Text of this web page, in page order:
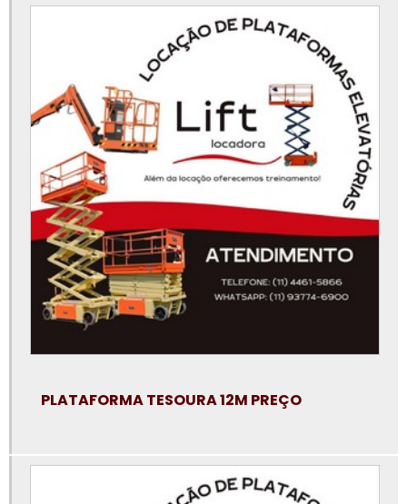
Empresa de aluguel de plataforma elevatória
Empresa de plataforma elevatória
Locação de plataforma aérea
Locação de plataforma de elevação
Locação de plataforma elevatória
Locação de plataforma elevatória articulada
Locação de plataforma elevatória em campinas
Locação de plataforma elevatória em jundiaí
Locação de plataforma elevatória em santo andré
Locação de plataforma elevatória em são bernardo do campo
Locação de plataforma elevatória em sp
Locação de plataforma elevatória preço
PLATAFORMA TESOURA 12M PREÇO